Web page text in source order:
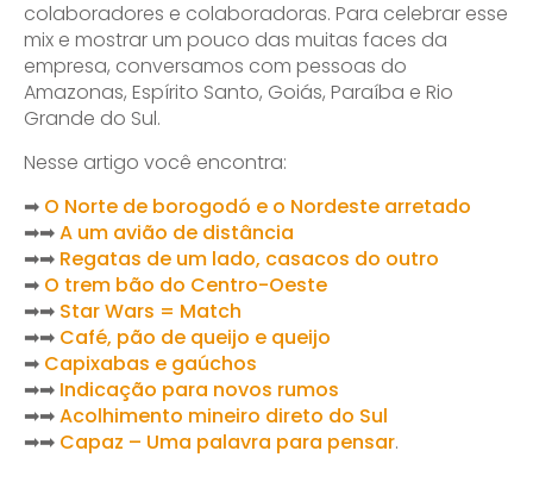
colaboradores e colaboradoras. Para celebrar esse
mix e mostrar um pouco das muitas faces da
empresa, conversamos com pessoas do
Amazonas, Espírito Santo, Goiás, Paraíba e Rio
Grande do Sul.
Nesse artigo você encontra:
➡ O Norte de borogodó e o Nordeste arretado
➡➡A um avião de distância
➡➡ Regatas de um lado, casacos do outro
➡ O trem bão do Centro-Oeste
➡➡ Star Wars = Match
➡➡ Café, pão de queijo e queijo
➡ Capixabas e gaúchos
➡➡ Indicação para novos rumos
➡➡Acolhimento mineiro direto do Sul
➡➡ Capaz – Uma palavra para pensar.